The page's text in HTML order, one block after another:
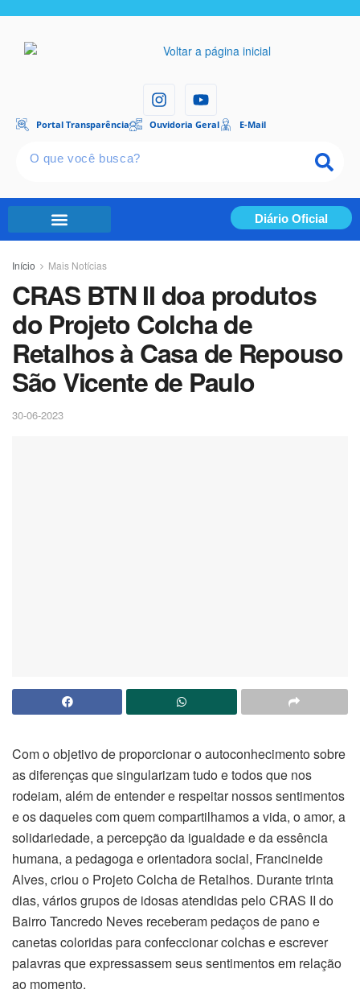
Portal Transparência Ouvidoria Geral E-Mail
Diário Oficial
Início Mais Notícias
CRAS BTN II doa produtos
do Projeto Colcha de
Retalhos à Casa de Repouso
São Vicente de Paulo
30-06-2023
Com o objetivo de proporcionar o autoconhecimento sobre
as diferenças que singularizam tudo e todos que nos
rodeiam, além de entender e respeitar nossos sentimentos
e os daqueles com quem compartilhamos a vida, o amor, a
solidariedade, a percepção da igualdade e da essência
humana, a pedagoga e orientadora social, Francineide
Alves, criou o Projeto Colcha de Retalhos. Durante trinta
dias, vários grupos de idosas atendidas pelo CRAS II do
Bairro Tancredo Neves receberam pedaços de pano e
canetas coloridas para confeccionar colchas e escrever
palavras que expressassem seus sentimentos em relação
ao momento.